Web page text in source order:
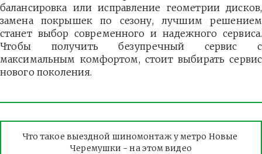
балансировка или исправление геометрии дисков,
замена покрышек по сезону, лучшим решением
станет выбор современного и надежного сервиса.
Чтобы получить безупречный сервис с
максимальным комфортом, стоит выбирать сервис
нового поколения.
Что такое выездной шиномонтаж у метро Новые
Черемушки - на этом видео